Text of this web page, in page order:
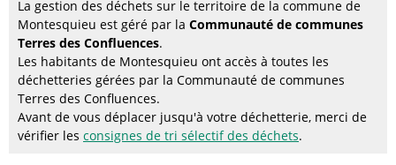
La gestion des déchets sur le territoire de la commune de
Montesquieu est géré par la Communauté de communes
Terres des Confluences.
Les habitants de Montesquieu ont accès à toutes les
déchetteries gérées par la Communauté de communes
Terres des Confluences.
Avant de vous déplacer jusqu'à votre déchetterie, merci de
vérifier les consignes de tri sélectif des déchets.